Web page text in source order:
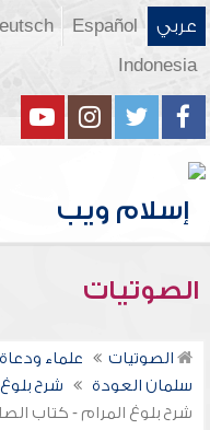
عربي Español
Indonesia
الصوتيات
الصوتيات علماء ودعاة
سلمان العودة
شرح